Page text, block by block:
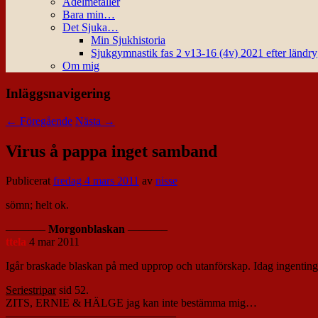
Bara min…
Det Sjuka…
Min Sjukhistoria
Sjukgymnastik fas 2 v13-16 (4v) 2021 efter
Om mig
Inläggsnavigering
← Föregående Nästa →
Virus å pappa inget samband
Publiceratfredag 4 mars 2011 av nisse
sömn; helt ok.
———– Morgonblaskan ———–
ttela 4 mar 2011
Igår braskade blaskan på med upprop och utanförskap. Idag
Seriestriparsid 52.
ZITS, ERNIE & HÄLGE jag kan inte bestämma mig…